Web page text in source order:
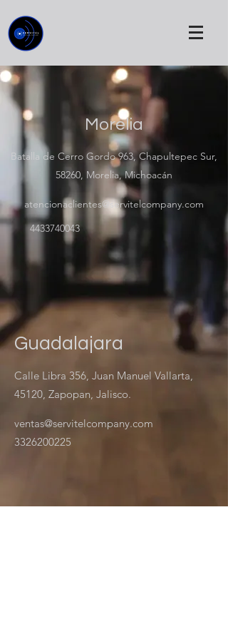
Morelia
Batalla de Cerro Gordo 963, Chapultepec Sur,
58260, Morelia, Michoacán
atencionaclientes@servitelcompany.com
4433740043
Guadalajara
Calle Libra 356, Juan Manuel Vallarta,
45120, Zapopan, Jalisco.
ventas@servitelcompany.com
3326200225